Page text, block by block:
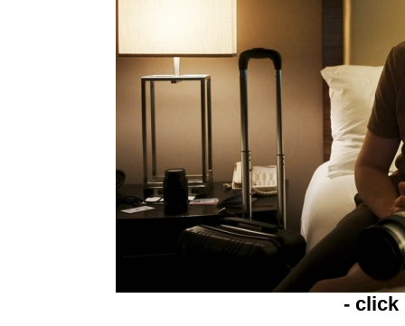
- click